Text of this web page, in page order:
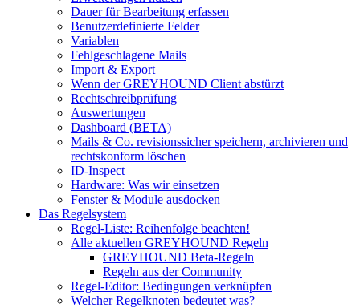
Dauer für Bearbeitung erfassen
Benutzerdefinierte Felder
Variablen
Fehlgeschlagene Mails
Import & Export
Wenn der GREYHOUND Client abstürzt
Rechtschreibprüfung
Auswertungen
Dashboard (BETA)
Mails & Co. revisionssicher speichern, archivieren und
rechtskonform löschen
ID-Inspect
Hardware: Was wir einsetzen
Fenster & Module ausdocken
Das Regelsystem
Regel-Liste: Reihenfolge beachten!
Alle aktuellen GREYHOUND Regeln
GREYHOUND Beta-Regeln
Regeln aus der Community
Regel-Editor: Bedingungen verknüpfen
Welcher Regelknoten bedeutet was?